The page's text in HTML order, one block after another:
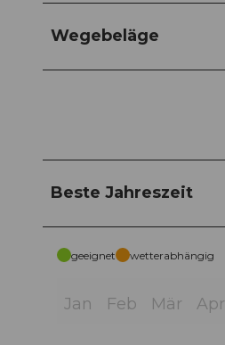
Wegebeläge
Beste Jahreszeit
geeignet wetterabhängig
Jan Feb Mär Apr